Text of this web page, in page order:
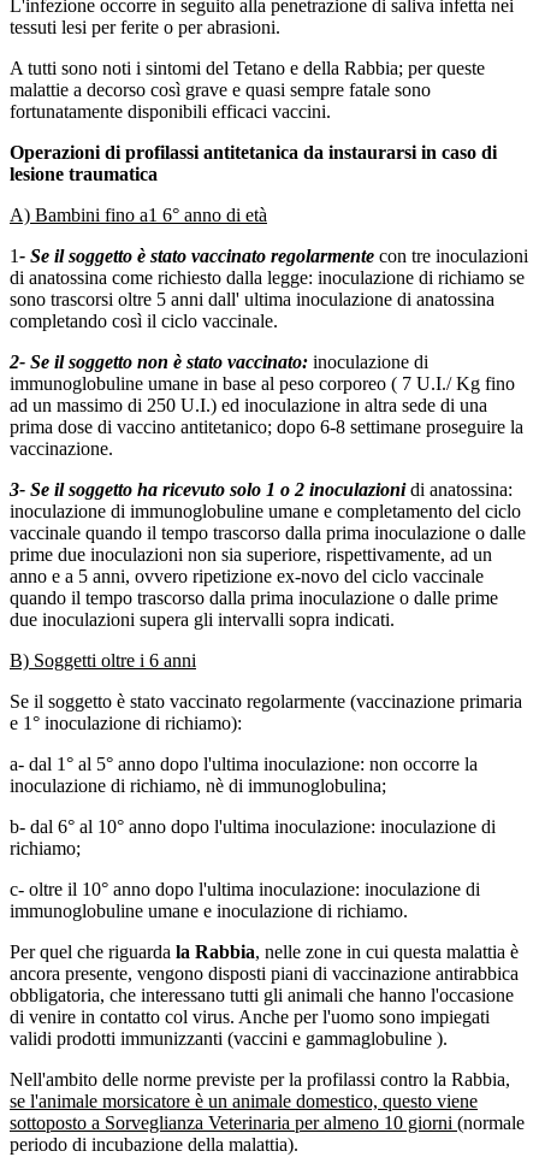
L'infezione occorre in seguito alla penetrazione di saliva infetta nei
tessuti lesi per ferite o per abrasioni.
A tutti sono noti i sintomi del Tetano e della Rabbia; per queste
malattie a decorso così grave e quasi sempre fatale sono
fortunatamente disponibili efficaci vaccini.
Operazioni di profilassi antitetanica da instaurarsi in caso di
lesione traumatica
A) Bambini fino a1 6° anno di età
1- Se il soggetto è stato vaccinato regolarmente con tre inoculazioni
di anatossina come richiesto dalla legge: inoculazione di richiamo se
sono trascorsi oltre 5 anni dall' ultima inoculazione di anatossina
completando così il ciclo vaccinale.
2- Se il soggetto non è stato vaccinato: inoculazione di
immunoglobuline umane in base al peso corporeo ( 7 U.I./ Kg fino
ad un massimo di 250 U.I.) ed inoculazione in altra sede di una
prima dose di vaccino antitetanico; dopo 6-8 settimane proseguire la
vaccinazione.
3- Se il soggetto ha ricevuto solo 1 o 2 inoculazionidi anatossina:
inoculazione di immunoglobuline umane e completamento del ciclo
vaccinale quando il tempo trascorso dalla prima inoculazione o dalle
prime due inoculazioni non sia superiore, rispettivamente, ad un
anno e a 5 anni, ovvero ripetizione ex-novo del ciclo vaccinale
quando il tempo trascorso dalla prima inoculazione o dalle prime
due inoculazioni supera gli intervalli sopra indicati.
B) Soggetti oltre i 6 anni
Se il soggetto è stato vaccinato regolarmente (vaccinazione primaria
e 1° inoculazione di richiamo):
a- dal 1° al 5° anno dopo l'ultima inoculazione: non occorre la
inoculazione di richiamo, nè di immunoglobulina;
b- dal 6° al 10° anno dopo l'ultima inoculazione: inoculazione di
richiamo;
c- oltre il 10° anno dopo l'ultima inoculazione: inoculazione di
immunoglobuline umane e inoculazione di richiamo.
Per quel che riguarda la Rabbia, nelle zone in cui questa malattia è
ancora presente, vengono disposti piani di vaccinazione antirabbica
obbligatoria, che interessano tutti gli animali che hanno l'occasione
di venire in contatto col virus. Anche per l'uomo sono impiegati
validi prodotti immunizzanti (vaccini e gammaglobuline ).
Nell'ambito delle norme previste per la profilassi contro la Rabbia,
se l'animale morsicatore è un animale domestico, questo viene
sottoposto a Sorveglianza Veterinaria per almeno 10 giorni (normale
periodo di incubazione della malattia).